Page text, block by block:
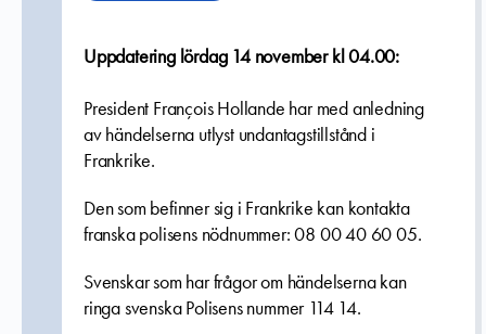
Uppdatering lördag 14 november kl 04.00:
President François Hollande har med anledning
av händelserna utlyst undantagstillstånd i
Frankrike.
Den som befinner sig i Frankrike kan kontakta
franska polisens nödnummer: 08 00 40 60 05.
Svenskar som har frågor om händelserna kan
ringa svenska Polisens nummer 114 14.